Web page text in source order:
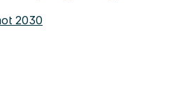
2030